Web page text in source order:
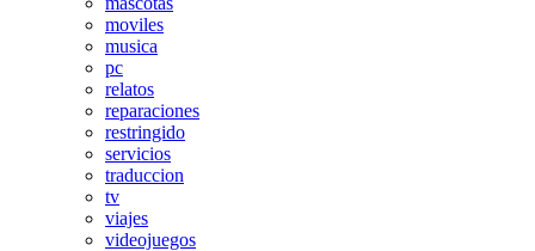
moviles
musica
pc
relatos
reparaciones
restringido
servicios
traduccion
tv
viajes
videojuegos